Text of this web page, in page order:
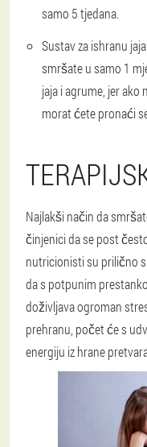
samo 5 tjedana.
Sustav za ishranu
smršate u samo 1
jaja i agrume, jer ako
morat ćete pronaći
Najlakši način da
činjenici da se post
nutricionisti su prilično
da s potpunim
doživljava ogroman
prehranu, počet će s
energiju iz hrane